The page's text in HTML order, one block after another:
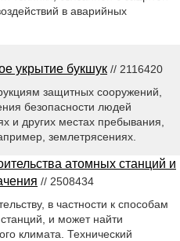
в аварийных
укрытие букшук // 2116420
защитных сооружений,
безопасности людей
и других местах пребывания,
землетрясениях.
атомных станций и
// 2508434
в частности к способам
и может найти
климата. Технический